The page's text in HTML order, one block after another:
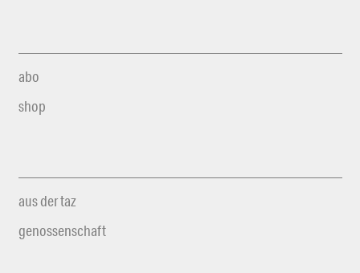
abo
shop
aus der taz
genossenschaft